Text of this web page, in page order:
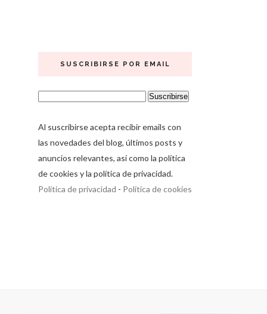
SUSCRIBIRSE POR EMAIL
Al suscribirse acepta recibir emails con
las novedades del blog, últimos posts y
anuncios relevantes, así como la política
de cookies y la política de privacidad.
Política de privacidad - Política de cookies